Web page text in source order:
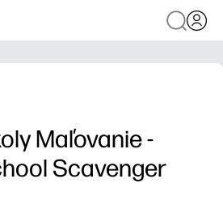
Maľovanie -
Scavenger